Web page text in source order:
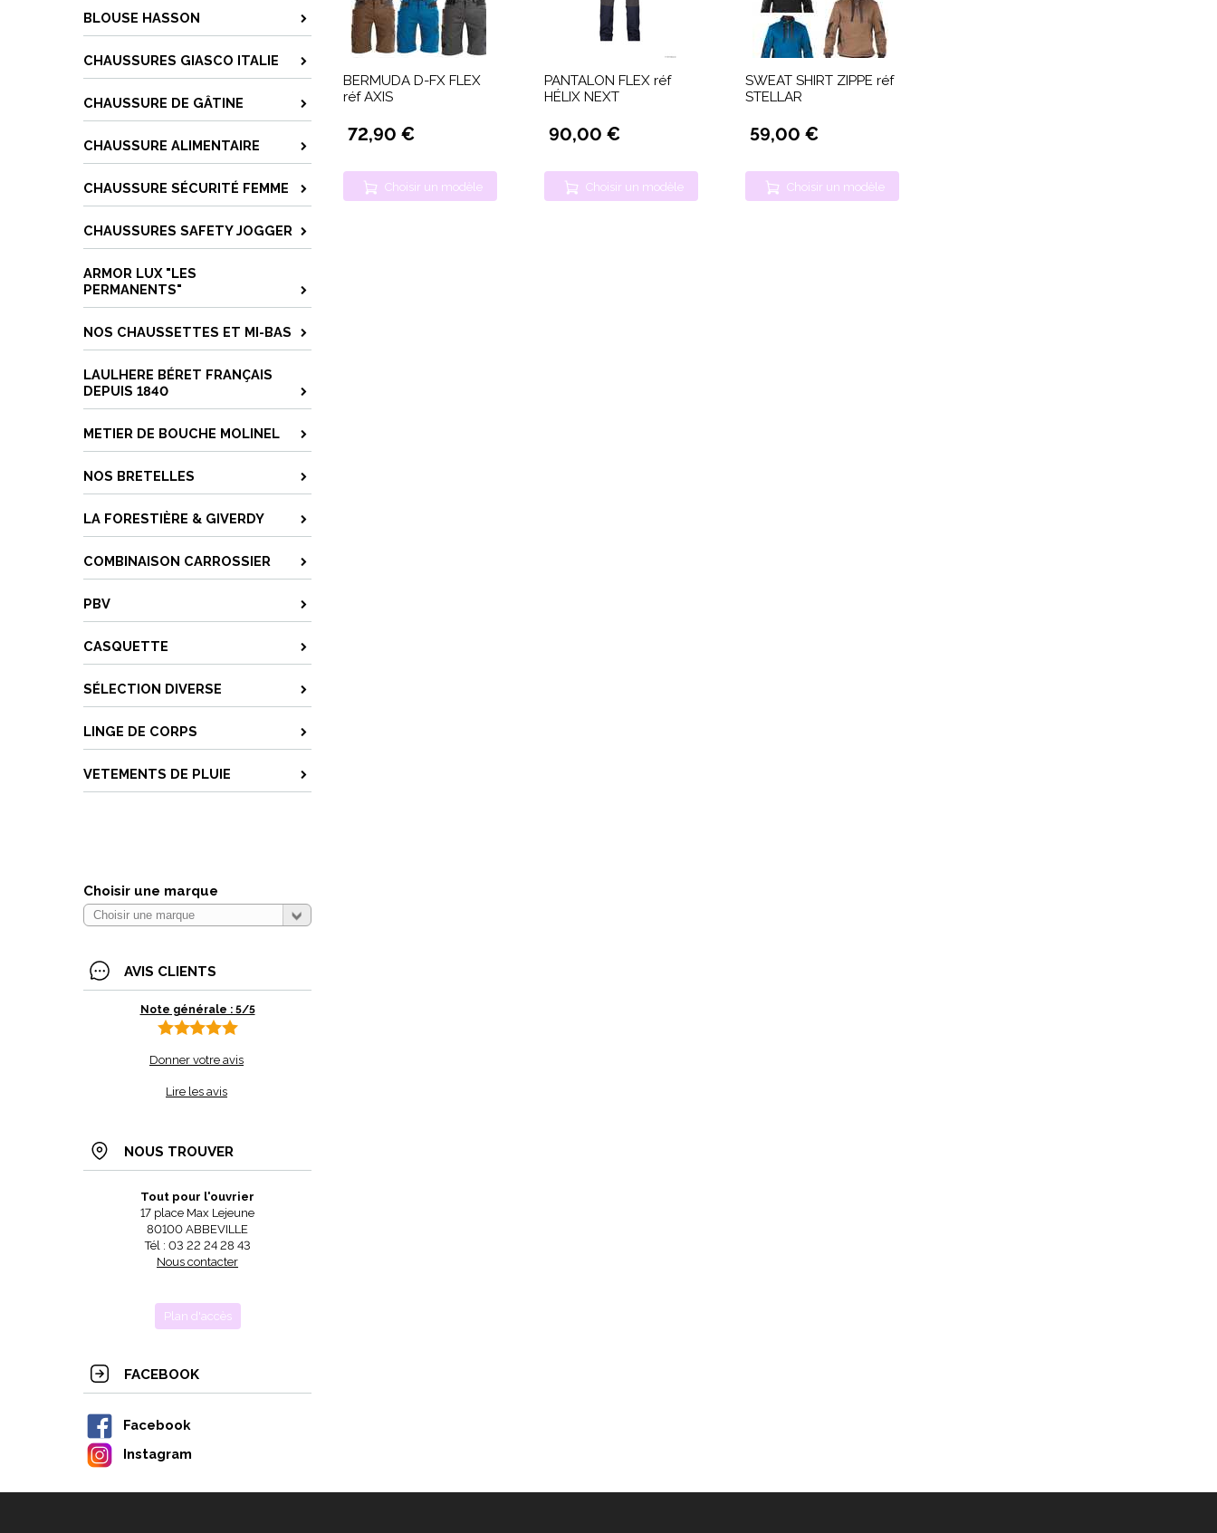
BLOUSE HASSON
CHAUSSURES GIASCO ITALIE
CHAUSSURE DE GÂTINE
CHAUSSURE ALIMENTAIRE
CHAUSSURE SÉCURITÉ FEMME
CHAUSSURES SAFETY JOGGER
ARMOR LUX "LES
PERMANENTS"
NOS CHAUSSETTES ET MI-BAS
LAULHERE BÉRET FRANÇAIS
DEPUIS 1840
METIER DE BOUCHE MOLINEL
NOS BRETELLES
LA FORESTIÈRE & GIVERDY
COMBINAISON CARROSSIER
PBV
CASQUETTE
SÉLECTION DIVERSE
LINGE DE CORPS
VETEMENTS DE PLUIE
Choisir une marque
AVIS CLIENTS
Note générale : 5/5
Donner votre avis
Lire les avis
NOUS TROUVER
Tout pour l'ouvrier
17 place Max Lejeune
80100 ABBEVILLE
Tél : 03 22 24 28 43
Nous contacter
Plan d'accès
FACEBOOK
Facebook
Instagram
BERMUDA D-FX FLEX
réf AXIS
72,90 €
Choisir un modèle
PANTALON FLEX réf
HÉLIX NEXT
90,00 €
Choisir un modèle
SWEAT SHIRT ZIPPE réf
STELLAR
59,00 €
Choisir un modèle